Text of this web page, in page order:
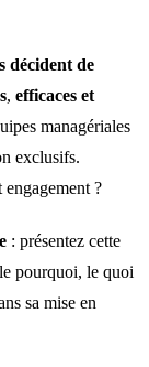
décident de
, efficaces et
managériales
exclusifs.
?
: présentez cette
pourquoi, le quoi
sa mise en